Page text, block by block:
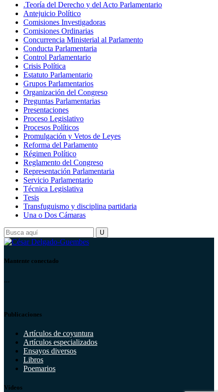
.Teoría del Derecho y del Acto Parlamentario
Antejuicio Político
Comisiones Investigadoras
Comisiones Ordinarias
Concurrencia Ministerial al Parlamento
Conducta Parlamentaria
Control Parlamentario
Crisis Política
Estatuto Parlamentario
Grupos Parlamentarios
Organización del Congreso
Preguntas Parlamentarias
Presentaciones
Proceso Legislativo
Procesos Políticos
Promulgación y Vetos de Leyes
Reforma del Parlamento
Régimen Político
Reglamento del Congreso
Representación Parlamentaria
Servicio Parlamentario
Técnica Legislativa
Tesis
Transfuguismo y disciplina partidaria
Una o Dos Cámaras
Mantente conectado
...
Publicaciones
Artículos de coyuntura
Artículos especializados
Ensayos diversos
Libros
Poemarios
Vídeos